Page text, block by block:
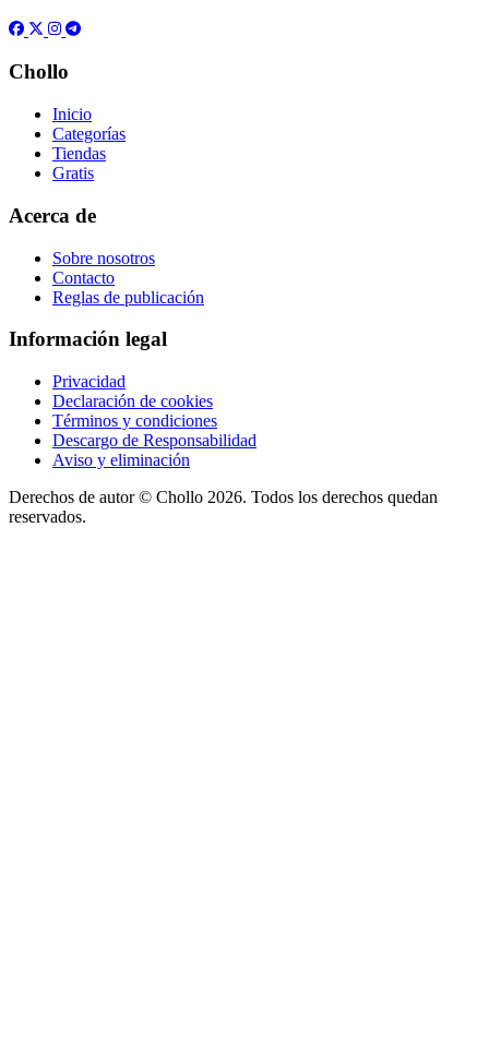
Chollo
Inicio
Categorías
Tiendas
Gratis
Acerca de
Sobre nosotros
Contacto
Reglas de publicación
Información legal
Privacidad
Declaración de cookies
Términos y condiciones
Descargo de Responsabilidad
Aviso y eliminación
Derechos de autor © Chollo 2026. Todos los derechos quedan
reservados.